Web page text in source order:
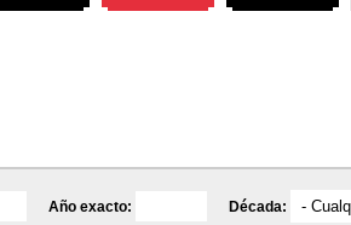
Año exacto: Década: